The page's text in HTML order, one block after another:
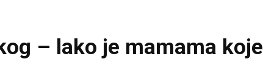
– lako je mamama koje